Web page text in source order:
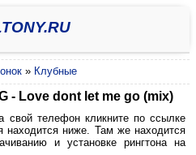
» Клубные
- Love dont let me go (mix)
свой телефон кликните по ссылке
находится ниже. Там же находится
и установке рингтона на